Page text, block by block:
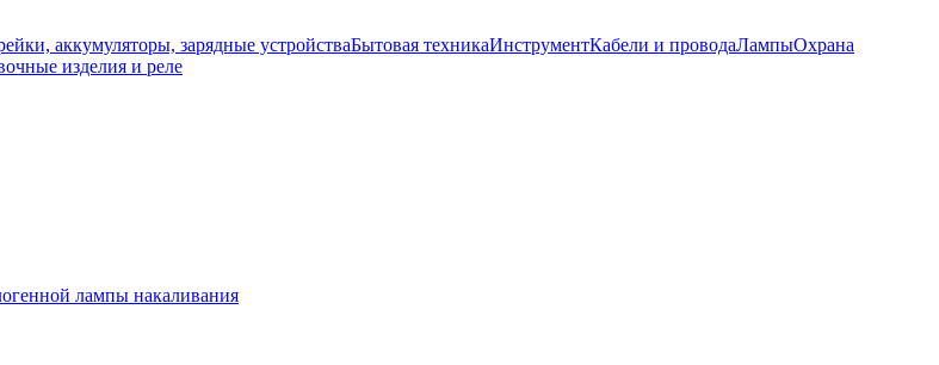
аккумуляторы, зарядные устройстваБытовая техникаИнструментКабели и проводаЛампыОхрана
изделия и реле
лампы накаливания